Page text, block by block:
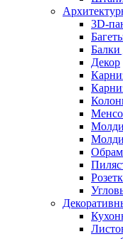
3D-
Балки
Декор